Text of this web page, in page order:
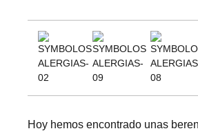
Hoy hemos encontrado unas